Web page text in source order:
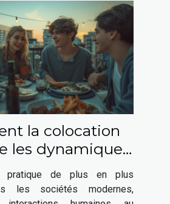
la colocation
les dynamiques
contemporaines
pratique de plus en plus
les sociétés modernes,